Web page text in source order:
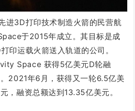
进3D打印技术制造火箭的民营航
于2015年成立。其目标是成
印运载火箭送入轨道的公司。
Space 获得5亿美元D轮融
2021年6月，获得又一轮6.5亿美
，融资总额达到13.35亿美元。